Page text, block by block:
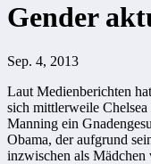
Gender
Sep. 4, 2013
Laut Medienberichten
sich mittlerweile
Manning ein
Obama, der aufgrund
inzwischen als Mädchen